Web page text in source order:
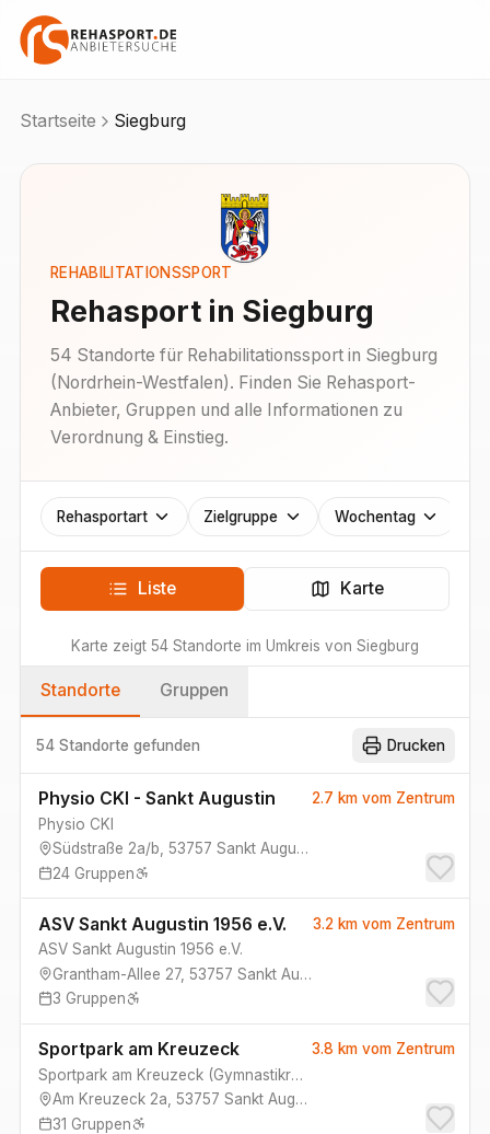
Startseite Siegburg
REHABILITATIONSSPORT
Rehasport in Siegburg
54 Standorte für Rehabilitationssport in Siegburg
(Nordrhein-Westfalen). Finden Sie Rehasport-
Anbieter, Gruppen und alle Informationen zu
Verordnung & Einstieg.
Rehasportart Zielgruppe Wochentag
Liste Karte
Karte zeigt 54 Standorte im Umkreis von Siegburg
Standorte Gruppen
54 Standorte gefunden Drucken
Physio CKI - Sankt Augustin
Physio CKI
Südstraße 2a/b 53757 Sankt Augustin
24 Gruppen
2.7 kmvom Zentrum
ASV Sankt Augustin 1956 e.V.
ASV Sankt Augustin 1956 e.V.
Grantham-Allee 27, 53757 Sankt Augustin
3 Gruppen
3.2 kmvom Zentrum
Sportpark am Kreuzeck
Sportpark am Kreuzeck (Gymnastikraum B, Gymnastikraum A
Am Kreuzeck 2a 53757 Sankt Augustin
31 Gruppen
3.8 kmvom Zentrum